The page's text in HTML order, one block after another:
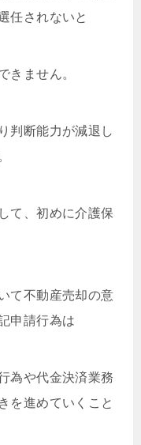
任されないと
きません。
判断能力が減退し
て、初めに介護保
て不動産売却の意
申請行為は
為や代金決済業務
を進めていくこと